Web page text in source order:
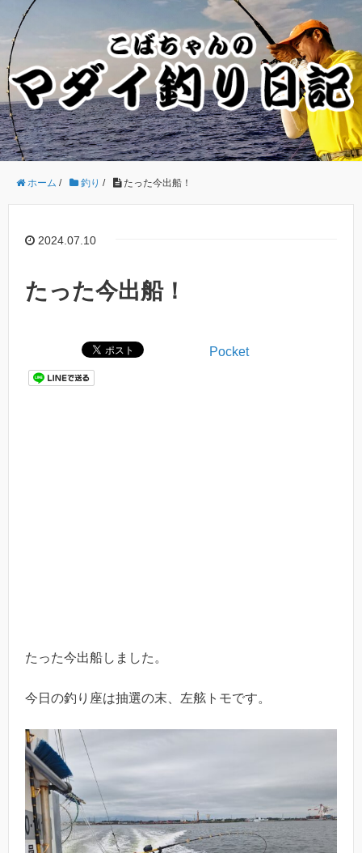
ホーム / 釣り / たった今出船！
2024.07.10
たった今出船！
Pocket
たった今出船しました。
今日の釣り座は抽選の末、左舷トモです。